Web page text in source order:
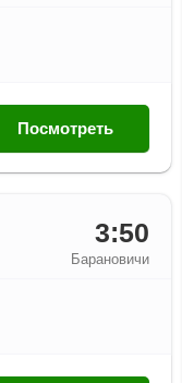
Посмотреть
3:50
Барановичи